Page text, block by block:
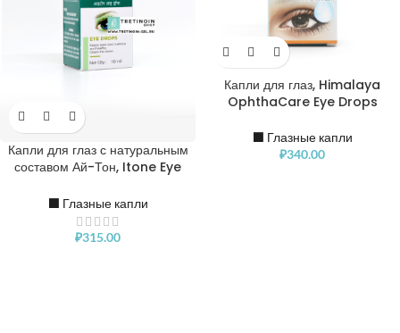
Капли для глаз с натуральным
составом Ай-Тон, Itone Eye
⬛️ Глазные капли
₽315.00
Капли для глаз, Himalaya
OphthaCare Eye Drops
⬛️ Глазные капли
₽340.00